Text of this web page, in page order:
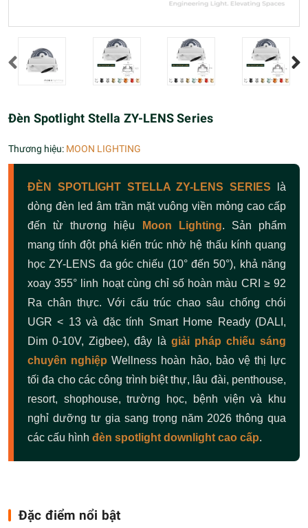
Đèn Spotlight Stella ZY-LENS Series
Thương hiệu: MOON LIGHTING
ĐÈN SPOTLIGHT STELLA ZY-LENS SERIES là
dòng đèn led âm trần mặt vuông viền mỏng cao cấp
đến từ thương hiệu
Moon Lighting. Sản phẩm
mang tính đột phá kiến trúc nhờ hệ thấu kính quang
học ZY-LENS đa góc chiếu (10° đến 50°), khả năng
xoay 355° linh hoạt cùng chỉ số hoàn màu CRI ≥ 92
Ra chân thực. Với cấu trúc chao sâu chống chói
UGR < 13 và đặc tính Smart Home Ready (DALI,
Dim 0-10V, Zigbee), đây là giải pháp chiếu sáng
chuyên nghiệp Wellness hoàn hảo, bảo vệ thị lực
tối đa cho các công trình biệt thự, lâu đài, penthouse,
resort, shophouse, trường học, bệnh viện và khu
nghỉ dưỡng tư gia sang trọng năm 2026 thông qua
các cấu hình đèn spotlight downlight cao cấp.
Đặc điểm nổi bật